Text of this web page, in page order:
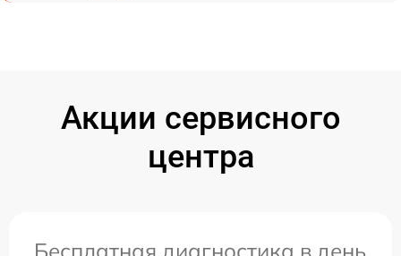
Акции сервисного
центра
Бесплатная диагностика в день